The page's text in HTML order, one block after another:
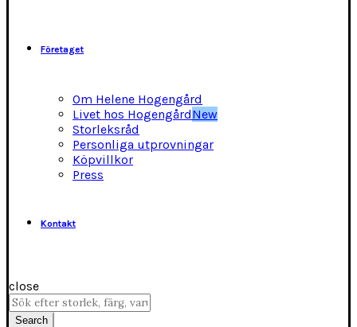
Företaget
Om Helene Hogengård
Livet hos HogengårdNew
Storleksråd
Personliga utprovningar
Köpvillkor
Press
Kontakt
close
Search
for:
Search